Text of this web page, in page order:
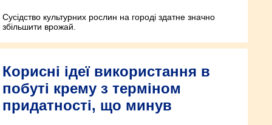
Сусідство культурних рослин на городі здатне значно
збільшити врожай.
Корисні ідеї використання в
побуті крему з терміном
придатності, що минув